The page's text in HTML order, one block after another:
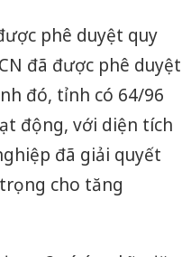
phê duyệt quy
đã được phê duyệt
đó, tỉnh có 64/96
động, với diện tích
đã giải quyết
cho tăng